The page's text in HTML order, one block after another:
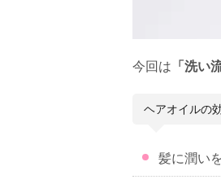
今回は 「洗い
ヘアオイルの
髪に潤い